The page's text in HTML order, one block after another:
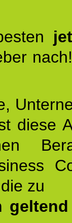
diese
zu